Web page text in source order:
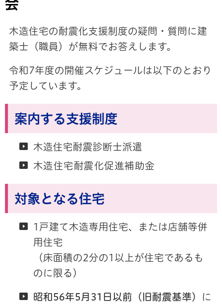
会
木造住宅の耐震化支援制度の疑問・質問に建
築士（職員）が無料でお答えします。
令和7年度の開催スケジュールは以下のとおり
予定しています。
案内する支援制度
木造住宅耐震診断士派遣
木造住宅耐震化促進補助金
対象となる住宅
1戸建て木造専用住宅、または店舗等併
用住宅
（床面積の2分の1以上が住宅であるも
のに限る）
昭和56年5月31日以前（旧耐震基準）
に